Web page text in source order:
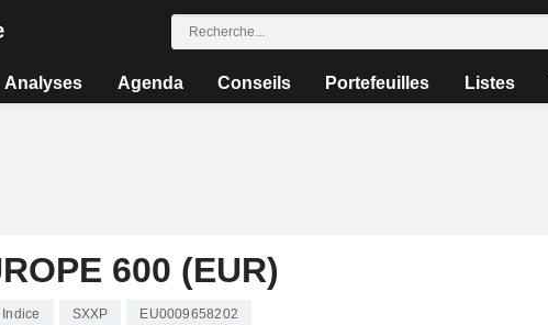
Analyses Agenda Conseils Portefeuilles Listes
600 (EUR)
Indice SXXP EU0009658202